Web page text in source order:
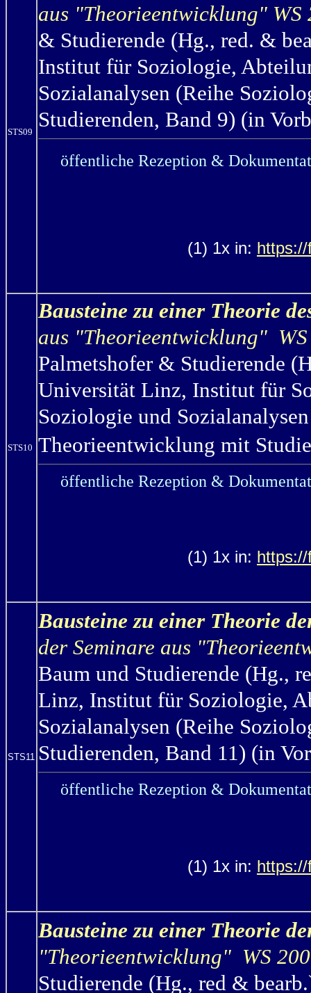
STS09
aus "Theorieentwicklung" WS
& Studierende (Hg., red. &
Institut für Soziologie,
Sozialanalysen (Reihe
Studierenden, Band 9) (in
öffentliche Rezeption &
(1) 1x in:
STS10
Bausteine zu einer Theorie
aus "Theorieentwicklung"
Palmetshofer & Studierende
Universität Linz, Institut für
Soziologie und
Theorieentwicklung mit
öffentliche Rezeption &
(1) 1x in:
STS11
Bausteine zu einer Theorie
der Seminare aus
Baum und Studierende (Hg.,
Linz, Institut für Soziologie,
Sozialanalysen (Reihe
Studierenden, Band 11) (in
öffentliche Rezeption &
(1) 1x in:
Bausteine zu einer Theorie
"Theorieentwicklung" WS
Studierende (Hg., red &